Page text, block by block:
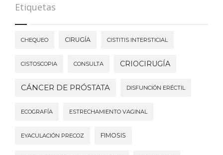
Etiquetas
CHEQUEO CIRUGÍA CISTITIS INTERSTICIAL
CISTOSCOPIA CONSULTA CRIOCIRUGÍA
CÁNCER DE PRÓSTATA DISFUNCIÓN ERÉCTIL
ECOGRAFÍA ESTRECHAMIENTO VAGINAL
EYACULACIÓN PRECOZ FIMOSIS